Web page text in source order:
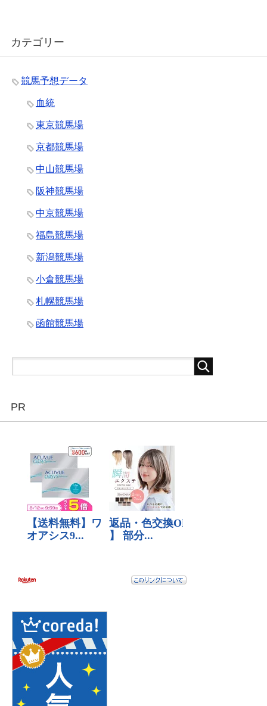
カテゴリー
競馬予想データ
血統
東京競馬場
京都競馬場
中山競馬場
阪神競馬場
中京競馬場
福島競馬場
新潟競馬場
小倉競馬場
札幌競馬場
函館競馬場
PR